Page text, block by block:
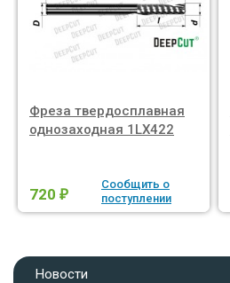
Фреза твердосплавная
однозаходная 1LX422
720 ₽
Сообщить о
поступлении
Новости